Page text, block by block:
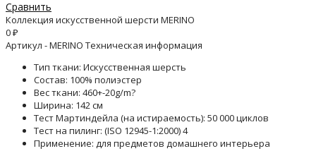
Сравнить
Коллекция искусственной шерсти MERINO
0₽
Артикул - MERINO Техническая информация
Тип ткани: Искусственная шерсть
Состав: 100% полиэстер
Вес ткани: 460+-20g/m?
Ширина: 142 см
Тест Мартиндейла (на истираемость): 50 000 циклов
Тест на пилинг: (ISO 12945-1:2000) 4
Применение: для предметов домашнего интерьера